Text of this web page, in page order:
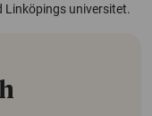
Linköpings universitet.